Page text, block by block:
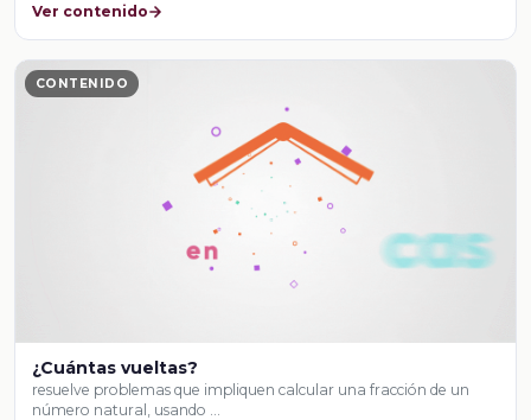
Ver contenido
CONTENIDO
¿Cuántas vueltas?
resuelve problemas que impliquen calcular una fracción de un
número natural, usando …